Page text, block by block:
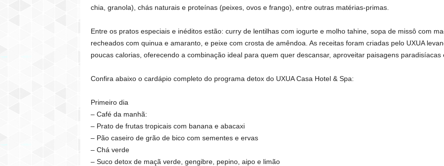
chia, granola), chás naturais e proteínas (peixes, ovos e frango), entre outras matérias-primas.
Entre os pratos especiais e inéditos estão: curry de lentilhas com iogurte e molho tahine, sopa de missô com
recheados com quinua e amaranto, e peixe com crosta de amêndoa. As receitas foram criadas pelo UXUA
poucas calorias, oferecendo a combinação ideal para quem quer descansar, aproveitar paisagens
Confira abaixo o cardápio completo do programa detox do UXUA Casa Hotel & Spa:
Primeiro dia
– Café da manhã:
– Prato de frutas tropicais com banana e abacaxi
– Pão caseiro de grão de bico com sementes e ervas
– Chá verde
– Suco detox de maçã verde, gengibre, pepino, aipo e limão